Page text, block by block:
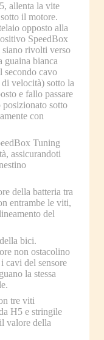
allenta la vite
il motore.
opposto alla
SpeedBox
rivolti verso
guaina bianca
secondo cavo
velocità) sotto la
e fallo passare
posizionato sotto
con
Tuning
assicurandoti
della batteria tra
entrambe le viti,
del
bici.
non ostacolino
cavi del sensore
la stessa
tre viti
H5 e stringile
valore della